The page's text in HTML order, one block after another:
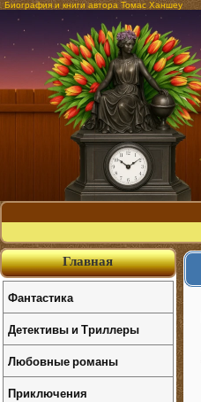
Биография и книги автора Томас Ханшеу
Главная
Фантастика
Детективы и Триллеры
Любовные романы
Приключения